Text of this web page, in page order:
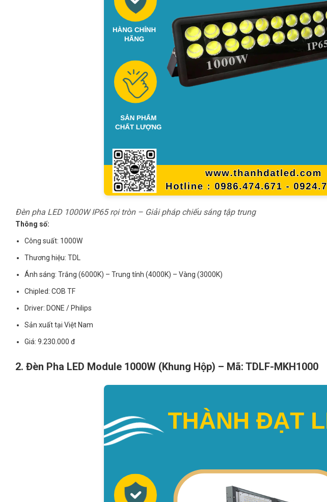
Đèn pha LED 1000W IP65 rọi tròn – Giải pháp chiếu sáng tập trung
Thông số:
Công suất: 1000W
Thương hiệu: TDL
Ánh sáng: Trắng (6000K) – Trung tính (4000K) – Vàng (3000K)
Chipled: COB TF
Driver: DONE / Philips
Sản xuất tại Việt Nam
Giá: 9.230.000 đ
2. Đèn Pha LED Module 1000W (Khung Hộp) – Mã: TDLF-MKH1000